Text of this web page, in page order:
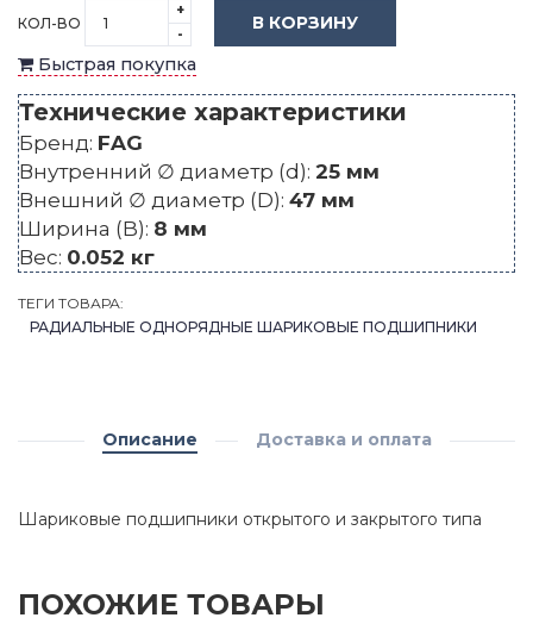
КОЛ-ВО
+
-
В КОРЗИНУ
Быстрая покупка
Технические характеристики
Бренд: FAG
Внутренний ∅ диаметр (d): 25 мм
Внешний ∅ диаметр (D): 47 мм
Ширина (B): 8 мм
Вес: 0.052 кг
ТЕГИ ТОВАРА:
РАДИАЛЬНЫЕ ОДНОРЯДНЫЕ ШАРИКОВЫЕ ПОДШИПНИКИ
Описание Доставка и оплата
Шариковые подшипники открытого и закрытого типа
ПОХОЖИЕ ТОВАРЫ